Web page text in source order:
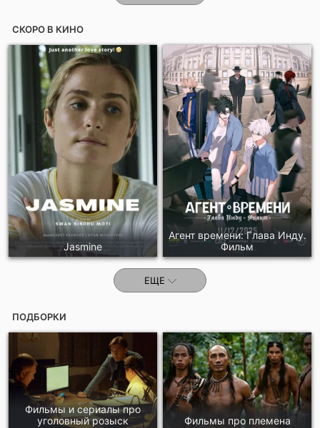
СКОРО В КИНО
Jasmine
Агент времени: Глава Инду.
Фильм
ЕЩЕ
ПОДБОРКИ
Фильмы и сериалы про
уголовный розыск
Фильмы про племена